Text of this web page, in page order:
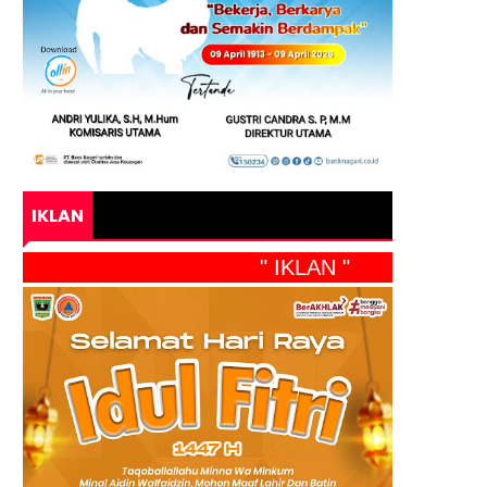
IKLAN
" IKLAN "